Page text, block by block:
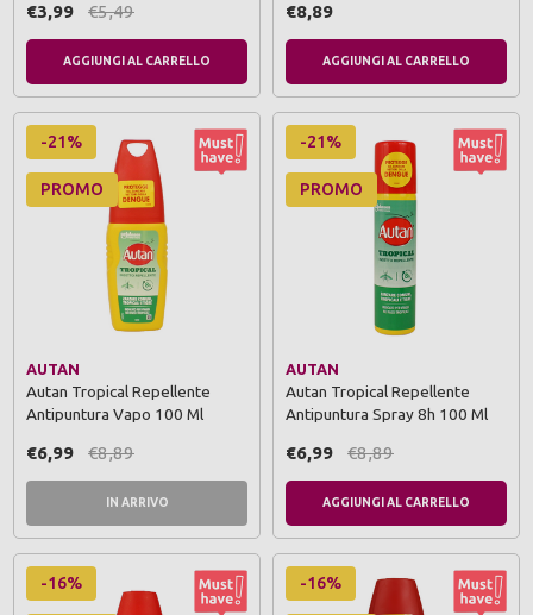
€3,99 €5,49
AGGIUNGI AL CARRELLO
€8,89
AGGIUNGI AL CARRELLO
-21%
PROMO
AUTAN
Autan Tropical Repellente
Antipuntura Vapo 100 Ml
€6,99 €8,89
IN ARRIVO
-21%
PROMO
AUTAN
Autan Tropical Repellente
Antipuntura Spray 8h 100 Ml
€6,99 €8,89
AGGIUNGI AL CARRELLO
-16% -16%